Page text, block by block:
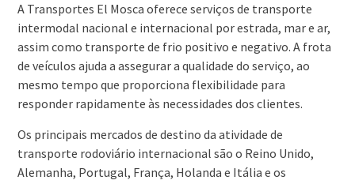
A Transportes El Mosca oferece serviços de transporte
intermodal nacional e internacional por estrada, mar e ar,
assim como transporte de frio positivo e negativo. A frota
de veículos ajuda a assegurar a qualidade do serviço, ao
mesmo tempo que proporciona flexibilidade para
responder rapidamente às necessidades dos clientes.
Os principais mercados de destino da atividade de
transporte rodoviário internacional são o Reino Unido,
Alemanha, Portugal, França, Holanda e Itália e os